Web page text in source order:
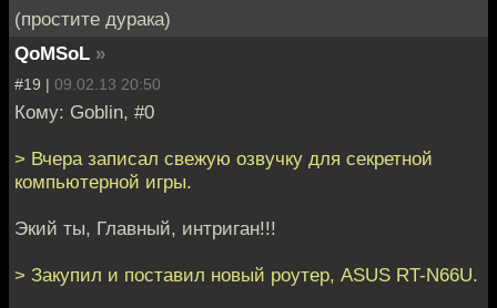
(простите дурака)
QoMSoL »
#19 | 09.02.13 20:50
Кому: Goblin, #0
> Вчера записал свежую озвучку для секретной
компьютерной игры.
Экий ты, Главный, интриган!!!
> Закупил и поставил новый роутер, ASUS RT-N66U.